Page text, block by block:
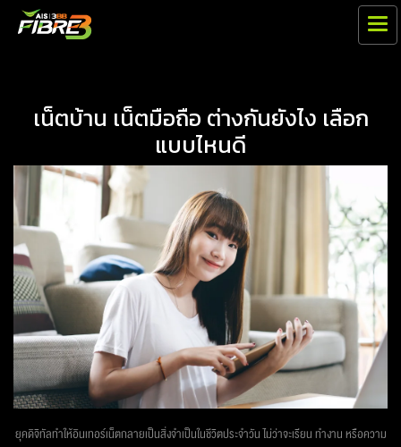
เน็ตบ้าน เน็ตมือถือ ต่างกันยังไง เลือก
แบบไหนดี
ยุคดิจิทัลทำให้อินเทอร์เน็ตกลายเป็นสิ่งจำเป็นในชีวิตประจำวัน ไม่ว่าจะเรียน ทำงาน หรือความ